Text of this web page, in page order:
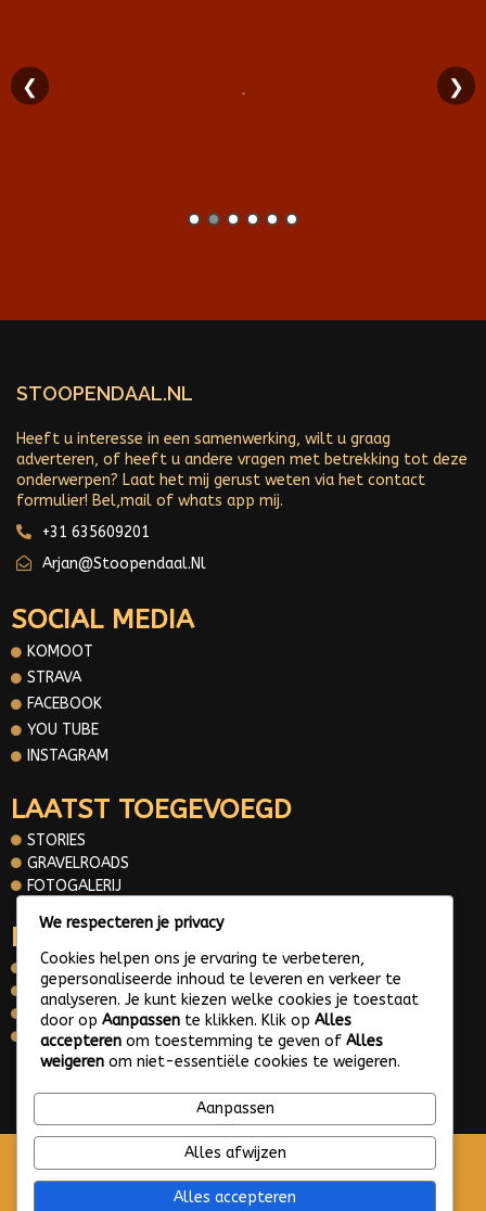
❮ ❯
STOOPENDAAL.NL
Heeft u interesse in een samenwerking, wilt u graag
adverteren, of heeft u andere vragen met betrekking tot deze
onderwerpen? Laat het mij gerust weten via het contact
formulier! Bel,mail of whats app mij.
+31 635609201
Arjan@stoopendaal.nl
SOCIAL MEDIA
KOMOOT
STRAVA
FACEBOOK
YOU TUBE
INSTAGRAM
LAATST TOEGEVOEGD
STORIES
GRAVELROADS
FOTOGALERIJ
INFORMATIE
OVER MIJ
CONTACT
PRIVACY POLICY
WHATS APP ME
© 2025 Gravelroads area around the Netherlands
We respecteren je privacy
Cookies helpen ons je ervaring te verbeteren,
gepersonaliseerde inhoud te leveren en verkeer te
analyseren. Je kunt kiezen welke cookies je toestaat
door op Aanpassen te klikken. Klik op Alles
accepteren om toestemming te geven of Alles
weigeren om niet-essentiële cookies te weigeren.
Aanpassen
Alles afwijzen
Alles accepteren